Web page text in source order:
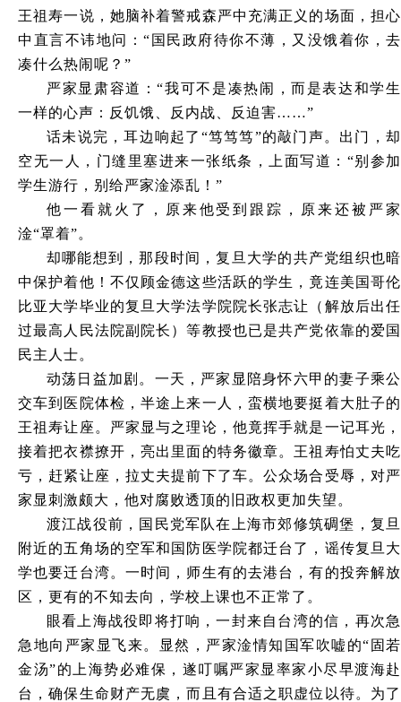
王祖寿一说，她脑补着警戒森严中充满正义的场面，担心
中直言不讳地问： “国民政府待你不薄，又没饿着你，去
凑什么热闹呢？”
严家显肃容道：“我可不是凑热闹，而是表达和学生
一样的心声：反饥饿、反内战、反迫害……”
话未说完，耳边响起了 “笃笃笃”的敲门声。出门，却
空无一人，门缝里塞进来一张纸条，上面写道：“别参加
学生游行，别给严家淦添乱！”
他一看就火了，原来他受到跟踪，原来还被严家
淦“罩着”。
却哪能想到，那段时间，复旦大学的共产党组织也暗
中保护着他！不仅顾金德这些活跃的学生，竟连美国哥伦
比亚大学毕业的复旦大学法学院院长张志让（解放后出任
过最高人民法院副院长）等教授也已是共产党依靠的爱国
民主人士。
动荡日益加剧。一天，严家显陪身怀六甲的妻子乘公
交车到医院体检，半途上来一人，蛮横地要挺着大肚子的
王祖寿让座。严家显与之理论，他竟挥手就是一记耳光，
接着把衣襟撩开，亮出里面的特务徽章。王祖寿怕丈夫吃
亏，赶紧让座，拉丈夫提前下了车。公众场合受辱，对严
家显刺激颇大，他对腐败透顶的旧政权更加失望。
渡江战役前，国民党军队在上海市郊修筑碉堡，复旦
附近的五角场的空军和国防医学院都迁台了，谣传复旦大
学也要迁台湾。一时间，师生有的去港台，有的投奔解放
区，更有的不知去向，学校上课也不正常了。
眼看上海战役即将打响，一封来自台湾的信，再次急
急地向严家显飞来。显然，严家淦情知国军吹嘘的“固若
金汤”的上海势必难保，遂叮嘱严家显率家小尽早渡海赴
台，确保生命财产无虞，而且有合适之职虚位以待。为了